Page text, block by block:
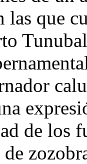
que
de los